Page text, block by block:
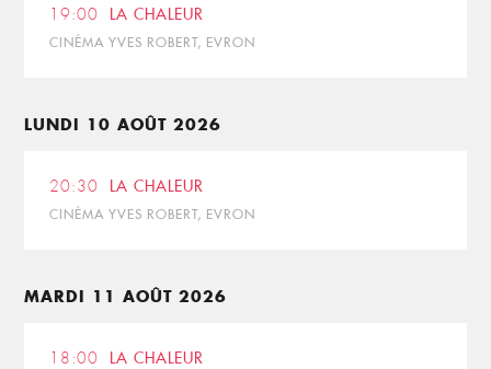
19:00 LA CHALEUR
CINÉMA YVES ROBERT, EVRON
LUNDI 10 AOÛT 2026
20:30 LA CHALEUR
CINÉMA YVES ROBERT, EVRON
MARDI 11 AOÛT 2026
18:00 LA CHALEUR